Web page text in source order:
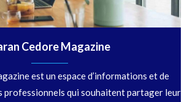
Cedore Magazine
est un espace d’informations et de
professionnels qui souhaitent partager leur